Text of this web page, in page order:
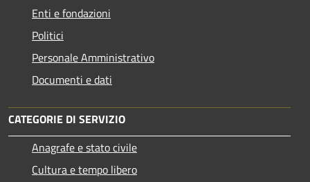
Enti e fondazioni
Politici
Personale Amministrativo
Documenti e dati
CATEGORIE DI SERVIZIO
Anagrafe e stato civile
Cultura e tempo libero